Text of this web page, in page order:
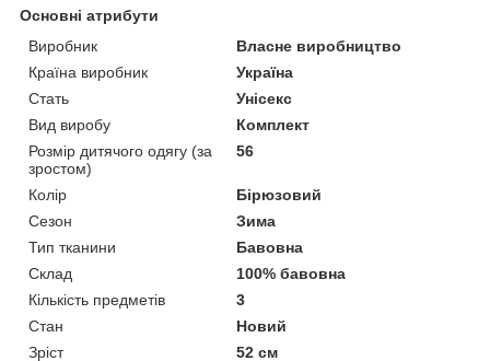
Основні атрибути
Виробник
Власне виробництво
Країна виробник
Україна
Стать
Унісекс
Вид виробу
Комплект
Розмір дитячого одягу (за
зростом)
56
Колір
Бірюзовий
Сезон
Зима
Тип тканини
Бавовна
Склад
100% бавовна
Кількість предметів
3
Стан
Новий
Зріст
52 см